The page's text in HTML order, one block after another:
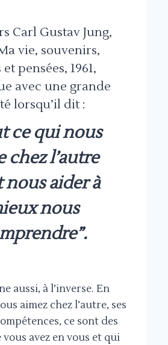
Carl Gustav Jung,
vie, souvenirs,
pensées, 1961,
avec une grande
lorsqu’il dit :
ce qui nous
chez l’autre
nous aider à
nous
aussi, à l’inverse. En
aimez chez l’autre, ses
ce sont des
avez en vous et qui